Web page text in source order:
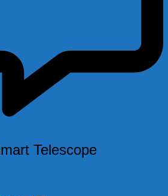
Telescope